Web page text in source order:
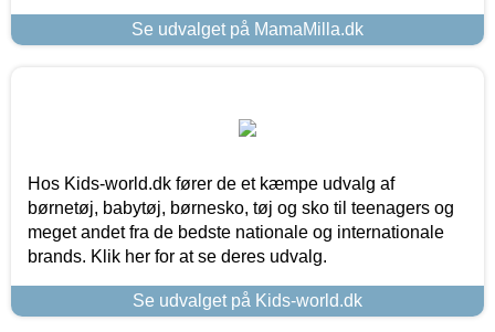
Se udvalget på MamaMilla.dk
Hos Kids-world.dk fører de et kæmpe udvalg af
børnetøj, babytøj, børnesko, tøj og sko til teenagers og
meget andet fra de bedste nationale og internationale
brands. Klik her for at se deres udvalg.
Se udvalget på Kids-world.dk